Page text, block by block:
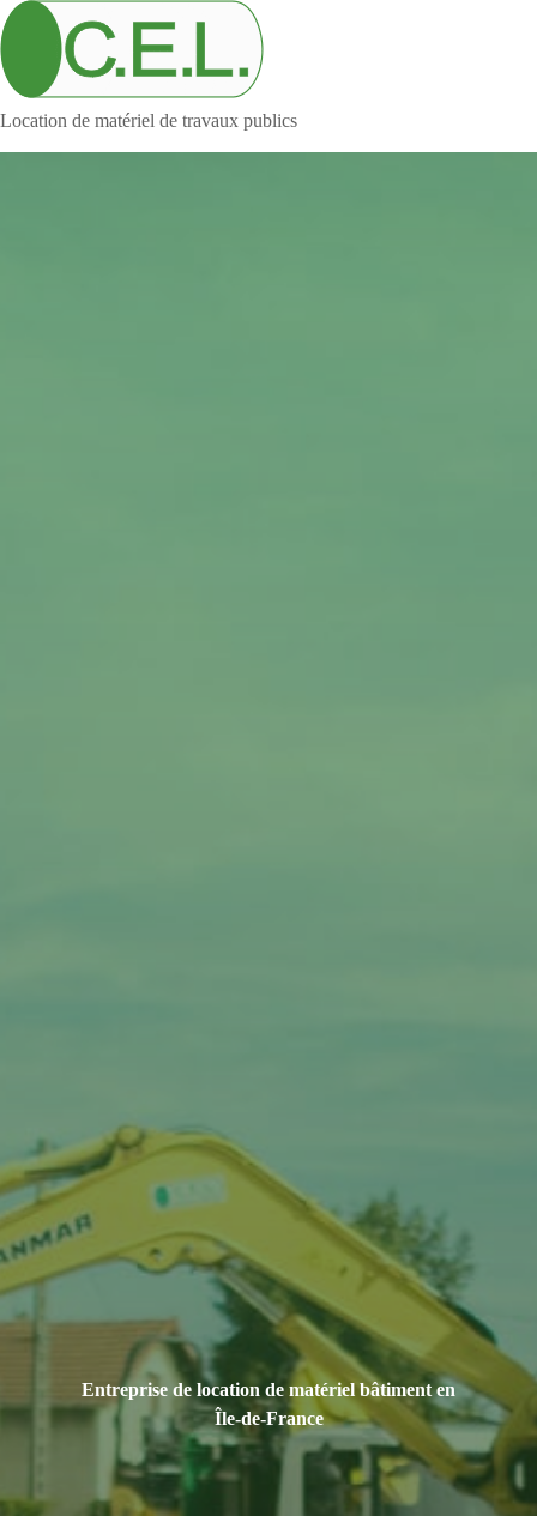
Location de matériel de travaux publics
Entreprise de location de matériel bâtiment en
Île-de-France